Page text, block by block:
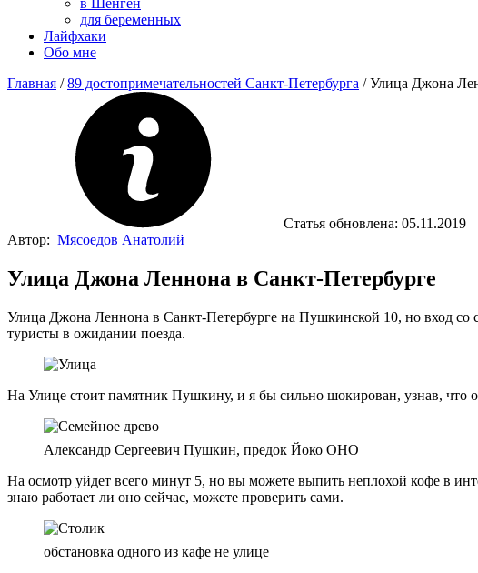
в Шенген
для беременных
Лайфхаки
Обо мне
Главная / 89 достопримечательностей Санкт-Петербурга / Улица Джона
Статья обновлена: 05.11.2019
Автор: Мясоедов Анатолий
Улица Джона Леннона в Санкт-Петербурге
Улица Джона Леннона в Санкт-Петербурге на Пушкинской 10, но вход со
туристы в ожидании поезда.
На Улице стоит памятник Пушкину, и я бы сильно шокирован, узнав,
Александр Сергеевич Пушкин, предок Йоко ОНО
На осмотр уйдет всего минут 5, но вы можете выпить неплохой кофе в
знаю работает ли оно сейчас, можете проверить сами.
обстановка одного из кафе не улице